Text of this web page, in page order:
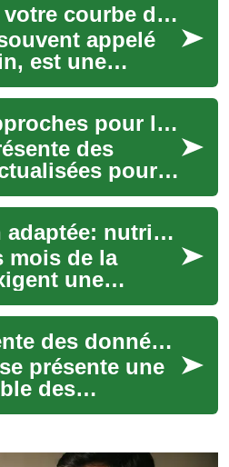
Comprendre votre courbe de glucose
appelé
est une
essentielle
humain. Sa
Nouvelles approches pour la prise en charge des infections du foie
des
pour la
des
foie, en
Alimentation adaptée: nutriments essentiels pour les premiers mois
mois de la
une
à
pour soutenir
...
Analyse récente des données d'efficacité des régimes antiviraux en population
présente une
des
sur
régimes
populati...